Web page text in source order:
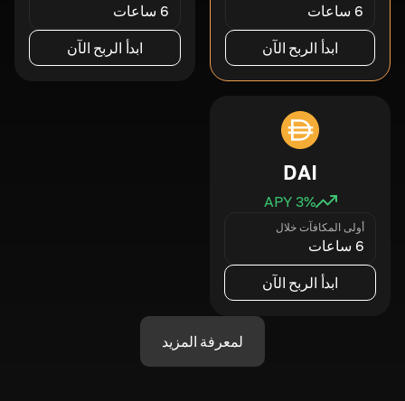
6 ساعات
ابدأ الربح الآن
6 ساعات
ابدأ الربح الآن
DAI
3% APY
أولى المكافآت خلال
6 ساعات
ابدأ الربح الآن
لمعرفة المزيد